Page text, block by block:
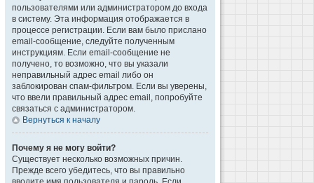
пользователями или администратором до входа
в систему. Эта информация отображается в
процессе регистрации. Если вам было прислано
email-сообщение, следуйте полученным
инструкциям. Если email-сообщение не
получено, то возможно, что вы указали
неправильный адрес email либо он
заблокирован спам-фильтром. Если вы уверены,
что ввели правильный адрес email, попробуйте
связаться с администратором.
Вернуться к началу
Почему я не могу войти?
Существует несколько возможных причин.
Прежде всего убедитесь, что вы правильно